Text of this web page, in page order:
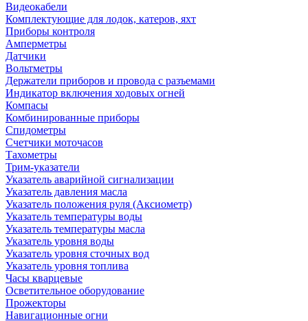
Видеокабели
Комплектующие для лодок, катеров, яхт
Приборы контроля
Амперметры
Датчики
Вольтметры
Держатели приборов и провода с разъемами
Индикатор включения ходовых огней
Компасы
Комбинированные приборы
Спидометры
Счетчики моточасов
Тахометры
Трим-указатели
Указатель аварийной сигнализации
Указатель давления масла
Указатель положения руля (Аксиометр)
Указатель температуры воды
Указатель температуры масла
Указатель уровня воды
Указатель уровня сточных вод
Указатель уровня топлива
Часы кварцевые
Осветительное оборудование
Прожекторы
Навигационные огни